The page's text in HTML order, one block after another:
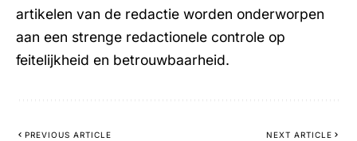
artikelen van de redactie worden onderworpen
aan een strenge redactionele controle op
feitelijkheid en betrouwbaarheid.
PREVIOUS ARTICLE NEXT ARTICLE